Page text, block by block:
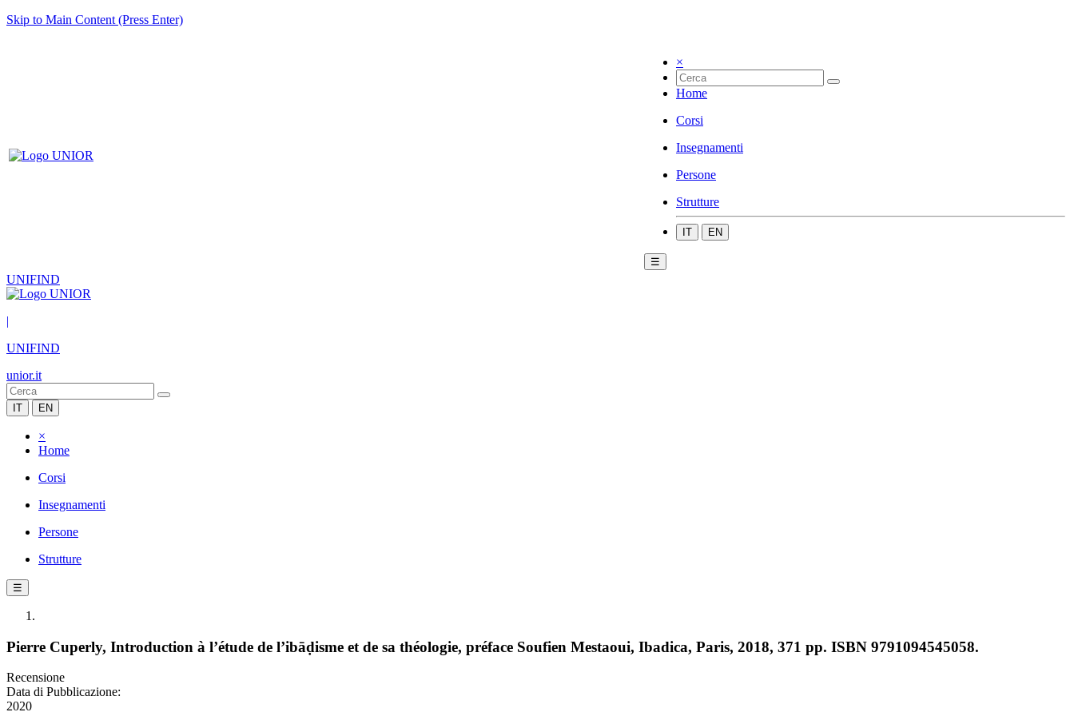
Skip to Main Content (Press Enter)
×
Home
Corsi
Insegnamenti
Persone
Strutture
IT EN
☰
UNIFIND
|
UNIFIND
unior.it
IT EN
×
Home
Corsi
Insegnamenti
Persone
Strutture
☰
Pierre Cuperly, Introduction à l’étude de l’ibāḍisme et de sa théologie, préface Soufien Mestaoui, Ibadica, Paris, 2018, 371 pp. ISBN 9791094545058.
Recensione
Data di Pubblicazione:
2020